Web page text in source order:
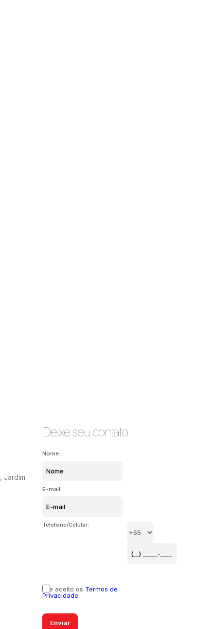
, Jardim
Deixe seu contato
Nome:
E-mail:
Telefone/Celular:
Li e aceito os Termos de
Privacidade